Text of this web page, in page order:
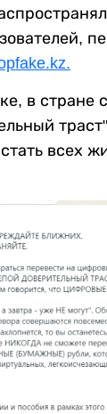
в стране
всех